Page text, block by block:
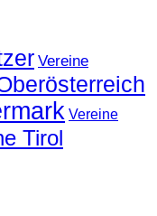
Vereine
Vereine
Tirol